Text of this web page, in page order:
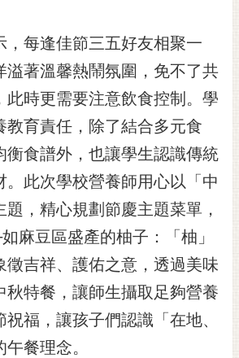
，每逢佳節三五好友相聚一
溢著溫馨熱鬧氛圍，免不了共
此時更需要注意飲食控制。學
教育責任，除了結合多元食
衡食譜外，也讓學生認識傳統
。此次學校營養師用心以「中
，精心規劃節慶主題菜單，
麻豆區盛產的柚子：「柚」
徵吉祥、護佑之意，透過美味
秋特餐，讓師生攝取足夠營養
福，讓孩子們認識「在地、
餐理念。